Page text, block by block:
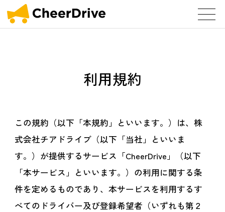
利用規約
この規約（以下「本規約」といいます。）は、株
式会社チアドライブ（以下「当社」といいま
す。）が提供するサービス「CheerDrive」（以下
「本サービス」といいます。）の利用に関する条
件を定めるものであり、本サービスを利用するす
べてのドライバー及び登録希望者（いずれも第２